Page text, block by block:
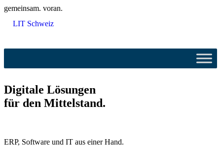
gemeinsam. voran.
LIT Schweiz
Digitale Lösungen
für den Mittelstand.
ERP, Software und IT aus einer Hand.